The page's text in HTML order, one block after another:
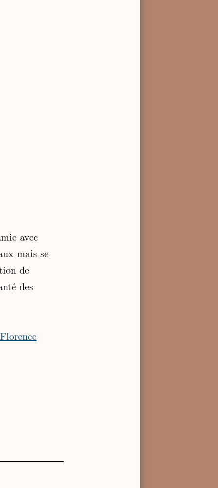
avec
mais se
de
des